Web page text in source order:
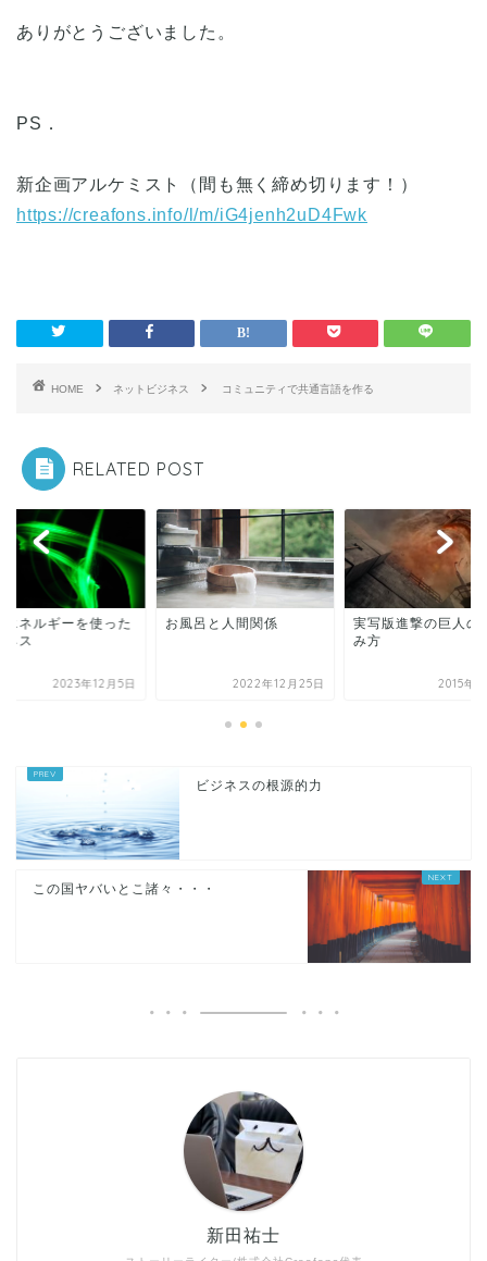
ありがとうございました。
PS．
新企画アルケミスト（間も無く締め切ります！）
https://creafons.info/l/m/iG4jenh2uD4Fwk
HOME ネットビジネス コミュニティで共通言語を作る
RELATED POST
エネルギーを使った
ネス
2023年12月5日
お風呂と人間関係
2022年12月25日
実写版進撃の巨人の
み方
2015年8
ビジネスの根源的力
この国ヤバいとこ諸々・・・
新田祐士